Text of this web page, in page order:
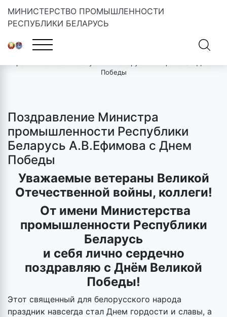
МИНИСТЕРСТВО ПРОМЫШЛЕННОСТИ
РЕСПУБЛИКИ БЕЛАРУСЬ
Главная
Победы
Поздравление Министра
промышленности Республики
Беларусь А.В.Ефимова с Днем
Победы
Уважаемые ветераны Великой
Отечественной войны, коллеги!
От имени Министерства
промышленности Республики
Беларусь
и себя лично сердечно
поздравляю с Днём Великой
Победы!
Этот священный для белорусского народа
праздник навсегда стал Днем гордости и славы, а